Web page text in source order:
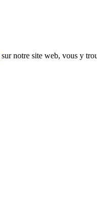
sur notre site web, vous y